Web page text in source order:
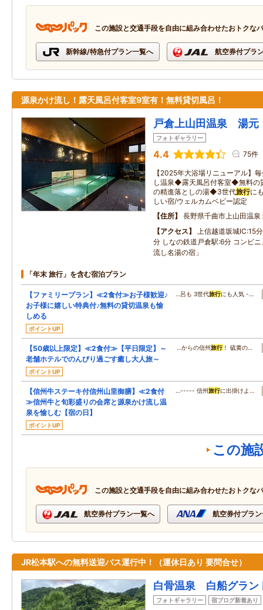
この施設と交通手段を自由に組み合わせたおトクな
新幹線/特急付プラン一覧へ 航空券付プラ
源泉かけ流し！露天風呂付客室9室有！無料貸切風呂！
戸倉上山田温泉 湯
フォトギャラリー
4.4 75件
【2025年大浴場リニューアル】
し温泉◆露天風呂付客室◆無料の
の精進落としの湯◆3世代旅行に
しい宿/ウェルカムベビー認定
住所
長野県千曲市上山田温
アクセス
上信越道坂城IC:15
分 しなの鉄道戸倉駅:6分 コンビ
流し名湯の宿」
「年末 旅行」を含む宿泊プラン
【ファミリープラン】≪2食付≫お子様歓迎♪
お子様に嬉しい特典付♪無料の貸切温泉も愉
しめる
ポイントUP
…呂も 3世代旅行にも人気 -…
【50歳以上限定】≪2食付≫【平日限定】～
老舗ホテルでのんびり過ごす癒し大人旅～
ポイントUP
…からの信州旅行！ 硫黄の…
【信州牛ステーキ付信州山里御膳】≪2食付
≫信州牛と旬彩盛りの会席と源泉かけ流し温
泉を愉しむ【宿の日】
ポイントUP
…----- 信州旅行に出掛けよ…
この施
この施設と交通手段を自由に組み合わせたおトクな
航空券付プラン一覧へ 航空券付プラ
JR松本駅への無料送迎バス運行中！（運休日あり 要問合せ）
白骨温泉 白船グラン
フォトギャラリー 宿ブログ新着あり